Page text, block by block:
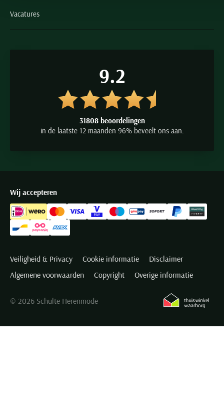
Vacatures
9.2
31808 beoordelingen
in de laatste 12 maanden 96% beveelt ons aan.
Wij accepteren
Veiligheid & Privacy Cookie informatie
Disclaimer
Algemene voorwaarden
Copyright Overige informatie
© 2026 Schulte Herenmode